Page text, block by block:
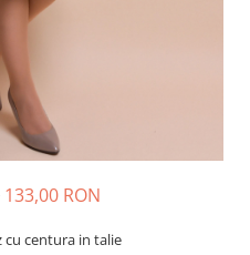
133,00 RON
cu centura in talie